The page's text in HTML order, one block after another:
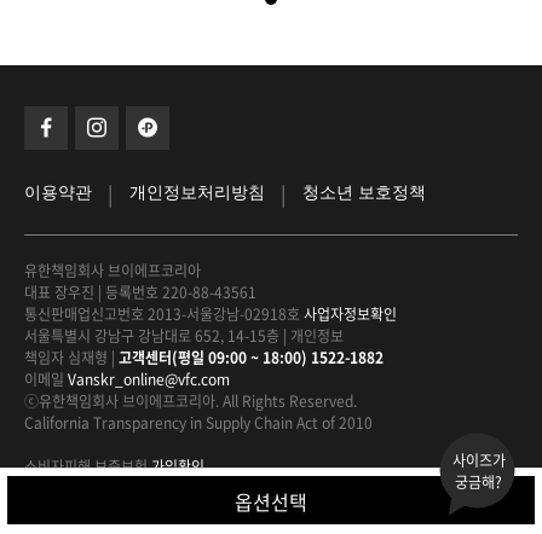
옵션선택
이용약관 | 개인정보처리방침 | 청소년 보호정책
유한책임회사 브이에프코리아
대표 장우진 | 등록번호 220-88-43561
통신판매업신고번호 2013-서울강남-02918호 사업자정보확인
서울특별시 강남구 강남대로 652, 14-15층 | 개인정보
책임자 심재형 | 고객센터(평일 09:00 ~ 18:00) 1522-1882
이메일 Vanskr_online@vfc.com
ⓒ유한책임회사 브이에프코리아. All Rights Reserved.
California Transparency in Supply Chain Act of 2010
소비자피해 보증보험가입확인
구매안전서비스를 적용하고 있습니다.
사이즈가
궁금해?